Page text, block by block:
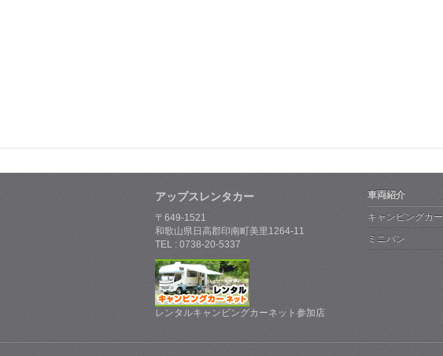
アップスレンタカー
〒649-1521
和歌山県日高郡印南町美里1264-11
TEL : 0738-20-5337
レンタルキャンピングカーネット参加店
車両紹介
キャンピングカー
ミニバン